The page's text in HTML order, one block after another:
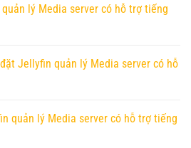
lý Media server có hỗ trợ tiếng
Jellyfin quản lý Media server có hỗ
quản lý Media server có hỗ trợ tiếng